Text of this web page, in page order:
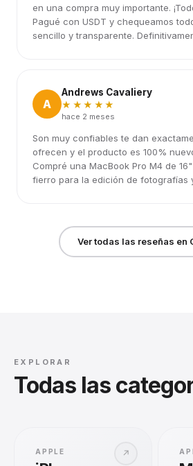
en una compra muy importante.
Pagué con USDT y chequeamos
sencillo y transparente.
A
Andrews Cavaliery
★★★★★
hace 2 meses
Son muy confiables te dan
ofrecen y el producto es 100%
Compré una MacBook Pro M4 de
fierro para la edición de fotografías
Ver todas las reseñas en
EXPLORAR
Todas las
↗
APPLE